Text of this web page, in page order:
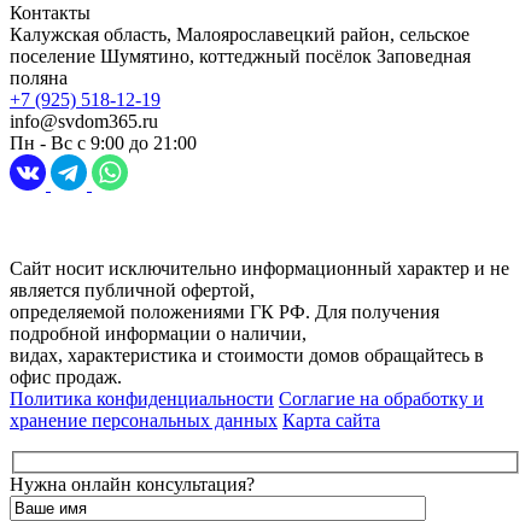
Контакты
Калужская область, Малоярославецкий район, сельское
поселение Шумятино, коттеджный посёлок Заповедная
поляна
+7 (925) 518-12-19
info@svdom365.ru
Пн - Вс с 9:00 до 21:00
Сайт носит исключительно информационный характер и не
является публичной офертой,
определяемой положениями ГК РФ. Для получения
подробной информации о наличии,
видах, характеристика и стоимости домов обращайтесь в
офис продаж.
Политика конфиденциальности Соглагие на обработку и
хранение персональных данных Карта сайта
Нужна онлайн консультация?